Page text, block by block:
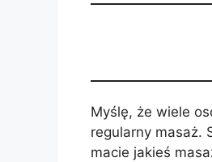
Myślę, że wiele
regularny masaż.
macie jakieś